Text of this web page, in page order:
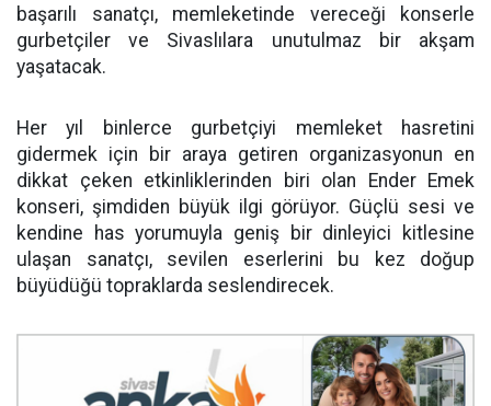
başarılı sanatçı, memleketinde vereceği konserle
gurbetçiler ve Sivaslılara unutulmaz bir akşam
yaşatacak.
Her yıl binlerce gurbetçiyi memleket hasretini
gidermek için bir araya getiren organizasyonun en
dikkat çeken etkinliklerinden biri olan Ender Emek
konseri, şimdiden büyük ilgi görüyor. Güçlü sesi ve
kendine has yorumuyla geniş bir dinleyici kitlesine
ulaşan sanatçı, sevilen eserlerini bu kez doğup
büyüdüğü topraklarda seslendirecek.